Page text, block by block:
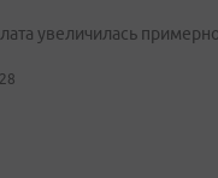
увеличилась